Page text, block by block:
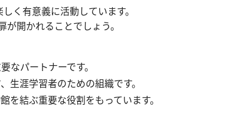
く有意義に活動しています。
開かれることでしょう。
なパートナーです。
涯学習者のための組織です。
結ぶ重要な役割をもっています。